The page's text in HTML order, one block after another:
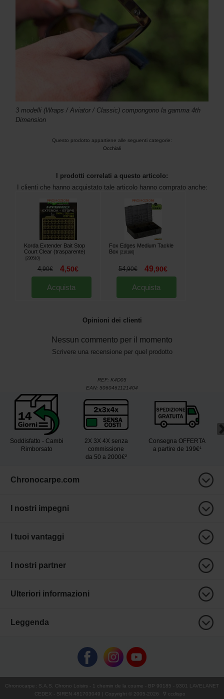
3 modelli (Wraps / Aviator / Classic) compongono la gamma 4th
Dimension
Questo prodotto appartiene alle seguenti categorie:
Occhiali
I prodotti correlati a questo articolo:
I clienti che hanno acquistato tale articolo hanno comprato anche:
Korda Extender Bait Stop
Court Clear (trasparente)
[230510]
4,90€ 4,50€
Acquista
Fox Edges Medium Tackle
Box
[210186]
54,90€ 49,90€
Acquista
Opinioni dei clienti
Nessun commento per il momento
Scrivere una recensione per quel prodotto
REF: K4D05
EAN: 5060461121404
Soddisfatto - Cambi
Rimborsato
2X 3X 4X senza
commissione
da 50 a 2000€²
Consegna OFFERTA
a partire de 199€¹
Chronocarpe.com
I nostri impegni
I tuoi vantaggi
I nostri partner
Ulteriori informazioni
Leggenda
Chronocarpe : S.A.S. Chrono Loisirs - 1 chemin de la coume - BP 90185 - 9301 LAVELANET
CEDEX - SIREN 481703049 | Copyright © 2005-2026 ∇ ccdispo